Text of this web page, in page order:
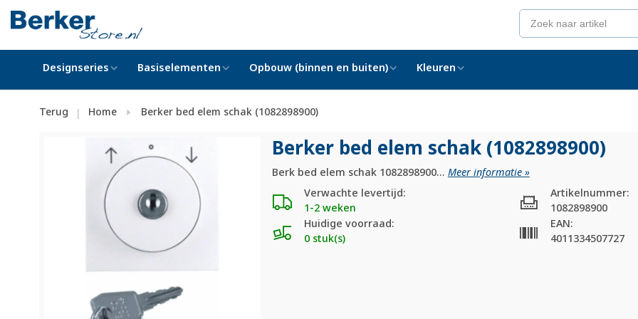
Designseries Basiselementen Opbouw (binnen en buiten) Kleuren
Terug | Home Berker bed elem schak (1082898900)
Berker bed elem schak (1082898900)
Berk bed elem schak 1082898900... Meer informatie »
Verwachte levertijd:
1-2 weken
Huidige voorraad:
0 stuk(s)
Artikelnummer:
1082898900
EAN:
4011334507727